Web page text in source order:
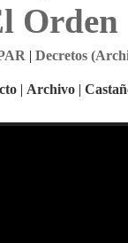
Orden
| Decretos
| Archivo |